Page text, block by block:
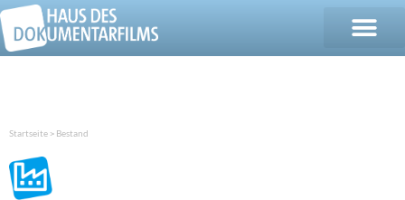
Startseite > Bestand